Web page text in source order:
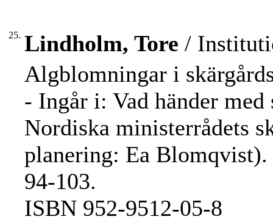
25. Lindholm, Tore /
Algblomningar i
- Ingår i: Vad händer
Nordiska ministerrådets
planering: Ea
94-103.
ISBN 952-9512-05-8